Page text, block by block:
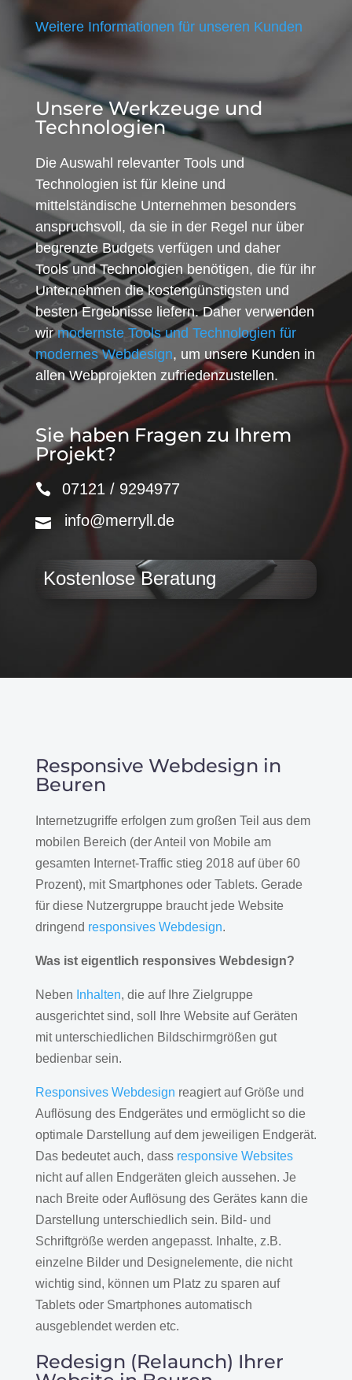
Weitere Informationen für unseren Kunden
Unsere Werkzeuge und
Technologien
Die Auswahl relevanter Tools und
Technologien ist für kleine und
mittelständische Unternehmen besonders
anspruchsvoll, da sie in der Regel nur über
begrenzte Budgets verfügen und daher
Tools und Technologien benötigen, die für ihr
Unternehmen die kostengünstigsten und
besten Ergebnisse liefern. Daher verwenden
wirmodernste Tools und Technologien für
modernes Webdesign, um unsere Kunden in
allen Webprojekten zufriedenzustellen.
Sie haben Fragen zu Ihrem
Projekt?
07121 / 9294977
info@merryll.de
Kostenlose Beratung
Responsive Webdesign in
Beuren
Internetzugriffe erfolgen zum großen Teil aus dem
mobilen Bereich (der Anteil von Mobile am
gesamten Internet-Traffic stieg 2018 auf über 60
Prozent), mit Smartphones oder Tablets. Gerade
für diese Nutzergruppe braucht jede Website
dringend responsives Webdesign.
Was ist eigentlich responsives Webdesign?
Neben Inhalten, die auf Ihre Zielgruppe
ausgerichtet sind, soll Ihre Website auf Geräten
mit unterschiedlichen Bildschirmgrößen gut
bedienbar sein.
Responsives Webdesign reagiert auf Größe und
Auflösung des Endgerätes und ermöglicht so die
optimale Darstellung auf dem jeweiligen Endgerät.
Das bedeutet auch, dass responsive Websites
nicht auf allen Endgeräten gleich aussehen. Je
nach Breite oder Auflösung des Gerätes kann die
Darstellung unterschiedlich sein. Bild- und
Schriftgröße werden angepasst. Inhalte, z.B.
einzelne Bilder und Designelemente, die nicht
wichtig sind, können um Platz zu sparen auf
Tablets oder Smartphones automatisch
ausgeblendet werden etc.
Redesign (Relaunch) Ihrer